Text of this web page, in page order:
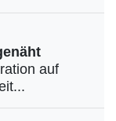
auf